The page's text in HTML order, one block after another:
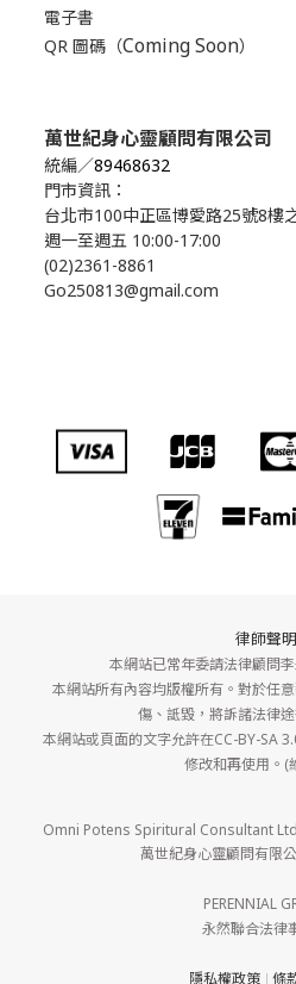
電子書
QR 圖碼（Coming Soon）
萬世紀身心靈顧問有限公司
統編／89468632
門市資訊：
台北市100中正區博愛路25號8樓
週一至週五 10:00-17:00
(02)2361-8861
Go250813@gmail.com
律師聲明
本網站已常年委請法律顧問
本網站所有內容均版權所有。對於任
傷、詆毀，將訴諸法律
本網站或頁面的文字允許在CC-BY-SA
修改和再使用。(
Omni Potens Spiritural Consultant
萬世紀身心靈顧問有限
PERENNIAL
永然聯合法律
隱私權政策 ｜ 條